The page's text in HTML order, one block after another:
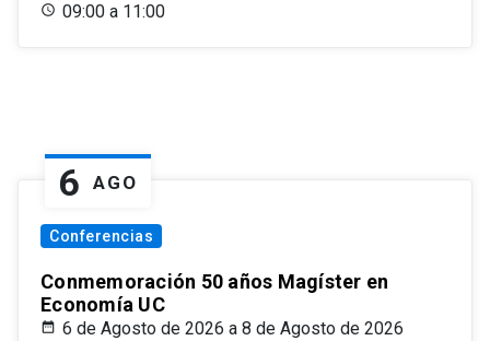
09:00 a 11:00
6 AGO
Conferencias
Conmemoración 50 años Magíster en
Economía UC
6 de Agosto de 2026 a 8 de Agosto de 2026